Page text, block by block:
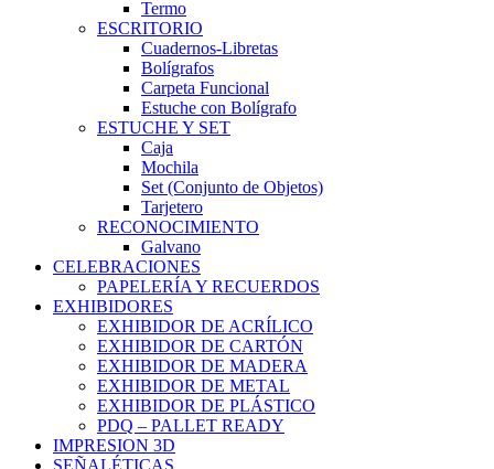
Termo
ESCRITORIO
Cuadernos-Libretas
Bolígrafos
Carpeta Funcional
Estuche con Bolígrafo
ESTUCHE Y SET
Caja
Mochila
Set (Conjunto de Objetos)
Tarjetero
RECONOCIMIENTO
Galvano
CELEBRACIONES
PAPELERÍA Y RECUERDOS
EXHIBIDORES
EXHIBIDOR DE ACRÍLICO
EXHIBIDOR DE CARTÓN
EXHIBIDOR DE MADERA
EXHIBIDOR DE METAL
EXHIBIDOR DE PLÁSTICO
PDQ – PALLET READY
IMPRESION 3D